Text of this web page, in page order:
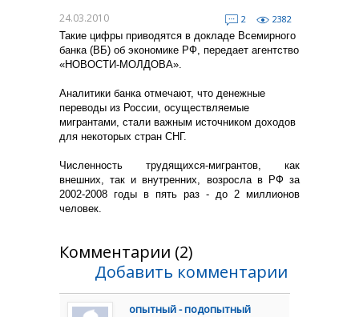
24.03.2010 2
2382
Такие цифры приводятся в докладе Всемирного
банка (ВБ) об экономике РФ, передает агентство
«НОВОСТИ-МОЛДОВА».
Аналитики банка отмечают, что денежные
переводы из России, осуществляемые
мигрантами, стали важным источником доходов
для некоторых стран СНГ.
Численность трудящихся-мигрантов, как
внешних, так и внутренних, возросла в РФ за
2002-2008 годы в пять раз - до 2 миллионов
человек.
Комментарии (2)
Добавить комментарии
опытный - подопытный